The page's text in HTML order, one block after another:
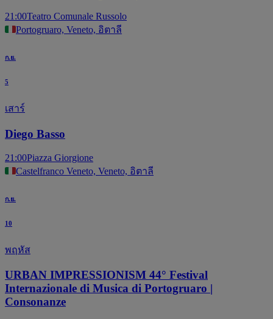
21:00Teatro Comunale Russolo
Portogruaro, Veneto, อิตาลี
ก.ย.
5
เสาร์
Diego Basso
21:00Piazza Giorgione
Castelfranco Veneto, Veneto, อิตาลี
ก.ย.
10
พฤหัส
URBAN IMPRESSIONISM 44° Festival
Internazionale di Musica di Portogruaro |
Consonanze